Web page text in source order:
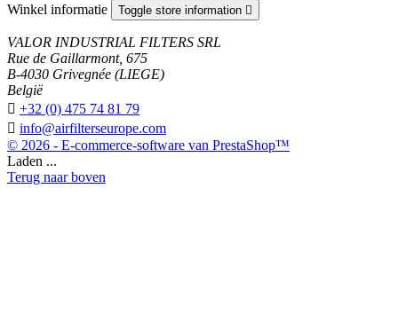
Winkel informatie Toggle store information 
VALOR INDUSTRIAL FILTERS SRL
Rue de Gaillarmont, 675
B-4030 Grivegnée (LIEGE)
België
 +32 (0) 475 74 81 79
 info@airfilterseurope.com
© 2026 - E-commerce-software van PrestaShop™
Laden ...
Terug naar boven